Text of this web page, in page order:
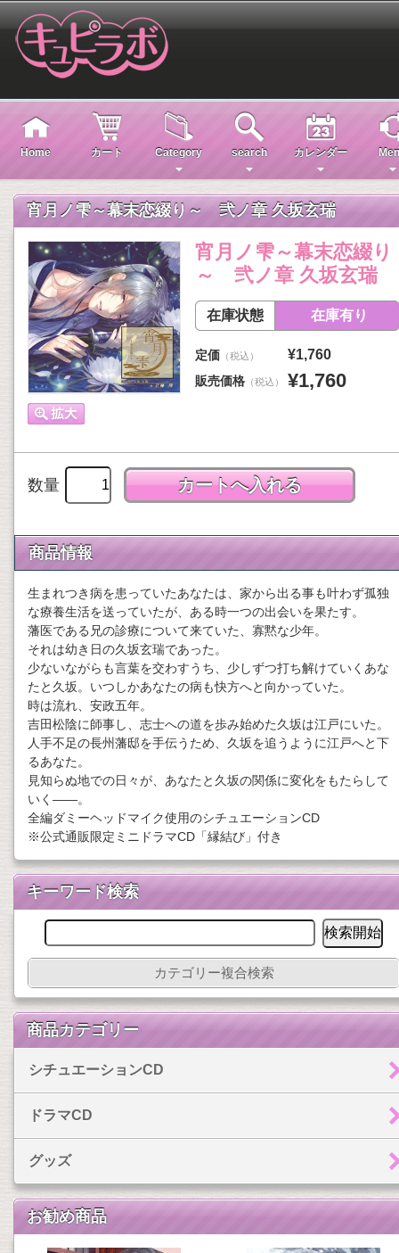
Home カート Category search カレンダー
宵月ノ雫～幕末恋綴り～ 弐ノ章 久坂玄瑞
宵月ノ雫～幕末恋綴り
～ 弐ノ章 久坂玄瑞
在庫状態 在庫有り
定価 （税込） ¥1,760
販売価格 （税込） ¥1,760
数量
商品情報
生まれつき病を患っていたあなたは、家から出る事も叶わず孤独
な療養生活を送っていたが、ある時一つの出会いを果たす。
藩医である兄の診療について来ていた、寡黙な少年。
それは幼き日の久坂玄瑞であった。
少ないながらも言葉を交わすうち、少しずつ打ち解けていくあな
たと久坂。いつしかあなたの病も快方へと向かっていた。
時は流れ、安政五年。
吉田松陰に師事し、志士への道を歩み始めた久坂は江戸にいた。
人手不足の長州藩邸を手伝うため、久坂を追うように江戸へと下
るあなた。
見知らぬ地での日々が、あなたと久坂の関係に変化をもたらして
いく――。
全編ダミーヘッドマイク使用のシチュエーションCD
※公式通販限定ミニドラマCD「縁結び」付き
キーワード検索
カテゴリー複合検索
商品カテゴリー
シチュエーションCD
ドラマCD
グッズ
お勧め商品